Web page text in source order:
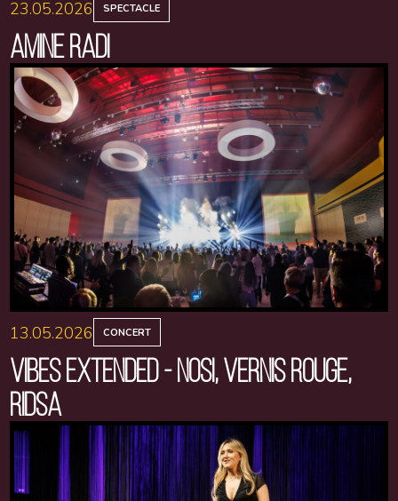
23.05.2026 SPECTACLE
AMINE RADI
13.05.2026 CONCERT
VIBES EXTENDED - NOSI, VERNIS ROUGE,
RIDSA